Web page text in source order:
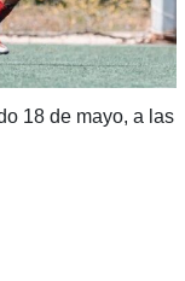
18 de mayo, a las